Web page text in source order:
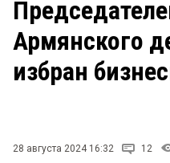
ЗАКОН
НОВОСТИ КОМПАНИЙ
Армянского
избран
28 августа 2024 16:32 12